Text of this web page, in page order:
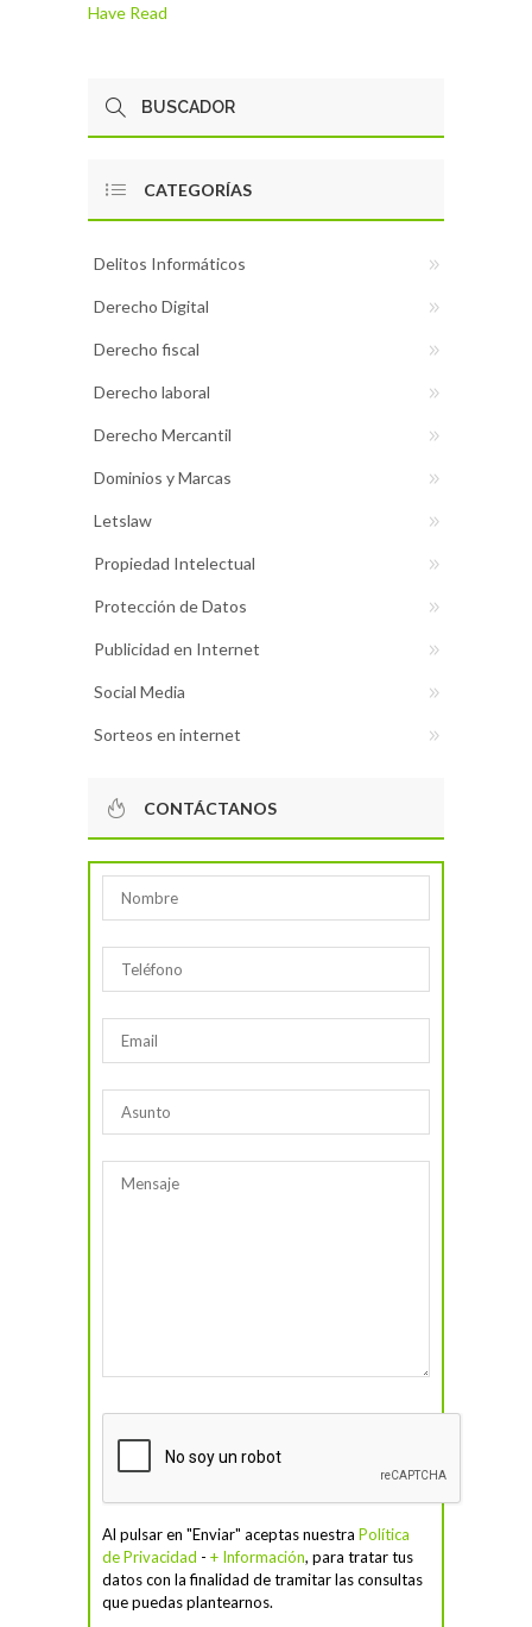
Have Read
CATEGORÍAS
Delitos Informáticos
Derecho Digital
Derecho fiscal
Derecho laboral
Derecho Mercantil
Dominios y Marcas
Letslaw
Propiedad Intelectual
Protección de Datos
Publicidad en Internet
Social Media
Sorteos en internet
CONTÁCTANOS
Al pulsar en "Enviar" aceptas nuestra Política
de Privacidad - + Información, para tratar tus
datos con la finalidad de tramitar las consultas
que puedas plantearnos.